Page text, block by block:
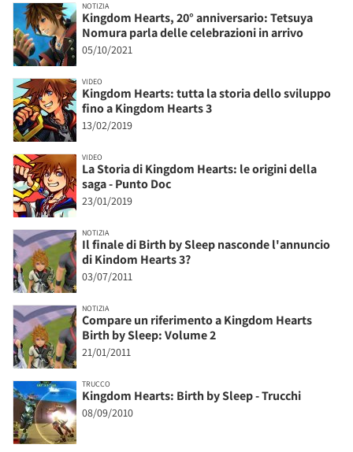
NOTIZIA
Kingdom Hearts, 20° anniversario: Tetsuya
Nomura parla delle celebrazioni in arrivo
05/10/2021
VIDEO
Kingdom Hearts: tutta la storia dello sviluppo
fino a Kingdom Hearts 3
13/02/2019
VIDEO
La Storia di Kingdom Hearts: le origini della
saga - Punto Doc
23/01/2019
NOTIZIA
Il finale di Birth by Sleep nasconde l'annuncio
di Kindom Hearts 3?
03/07/2011
NOTIZIA
Compare un riferimento a Kingdom Hearts
Birth by Sleep: Volume 2
21/01/2011
TRUCCO
Kingdom Hearts: Birth by Sleep - Trucchi
08/09/2010